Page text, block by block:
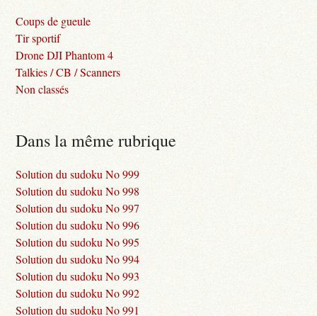
Coups de gueule
Tir sportif
Drone DJI Phantom 4
Talkies / CB / Scanners
Non classés
Dans la même rubrique
Solution du sudoku No 999
Solution du sudoku No 998
Solution du sudoku No 997
Solution du sudoku No 996
Solution du sudoku No 995
Solution du sudoku No 994
Solution du sudoku No 993
Solution du sudoku No 992
Solution du sudoku No 991